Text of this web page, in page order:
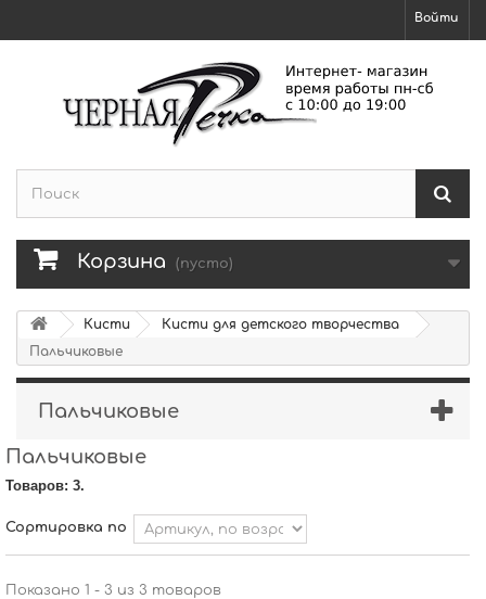
Войти
Корзина (пусто)
Кисти
Кисти для детского творчества
Пальчиковые
Пальчиковые
Пальчиковые
Товаров: 3.
Сортировка по
Показано 1 - 3 из 3 товаров